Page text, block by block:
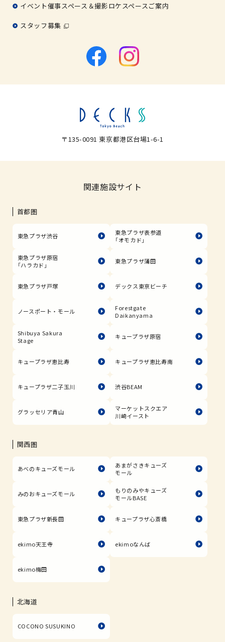
イベント催事スペース＆撮影ロケスペースご案内
スタッフ募集
〒135-0091 東京都港区台場1-6-1
関連施設サイト
首都圏
東急プラザ渋谷
東急プラザ表参道
「オモカド」
東急プラザ原宿
「ハラカド」
東急プラザ蒲田
東急プラザ戸塚 デックス東京ビーチ
ノースポート・モール
Forestgate
Daikanyama
Shibuya Sakura
Stage
キュープラザ原宿
キュープラザ恵比寿 キュープラザ恵比寿南
キュープラザ二子玉川 渋谷BEAM
グラッセリア青山
マーケットスクエア
川崎イースト
関西圏
あべのキューズモール
あまがさきキューズ
モール
みのおキューズモール
もりのみやキューズ
モールBASE
東急プラザ新長田 キュープラザ心斎橋
ekimo天王寺 ekimoなんば
ekimo梅田
北海道
COCONO SUSUKINO